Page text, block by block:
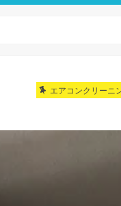
エアコンクリーニ